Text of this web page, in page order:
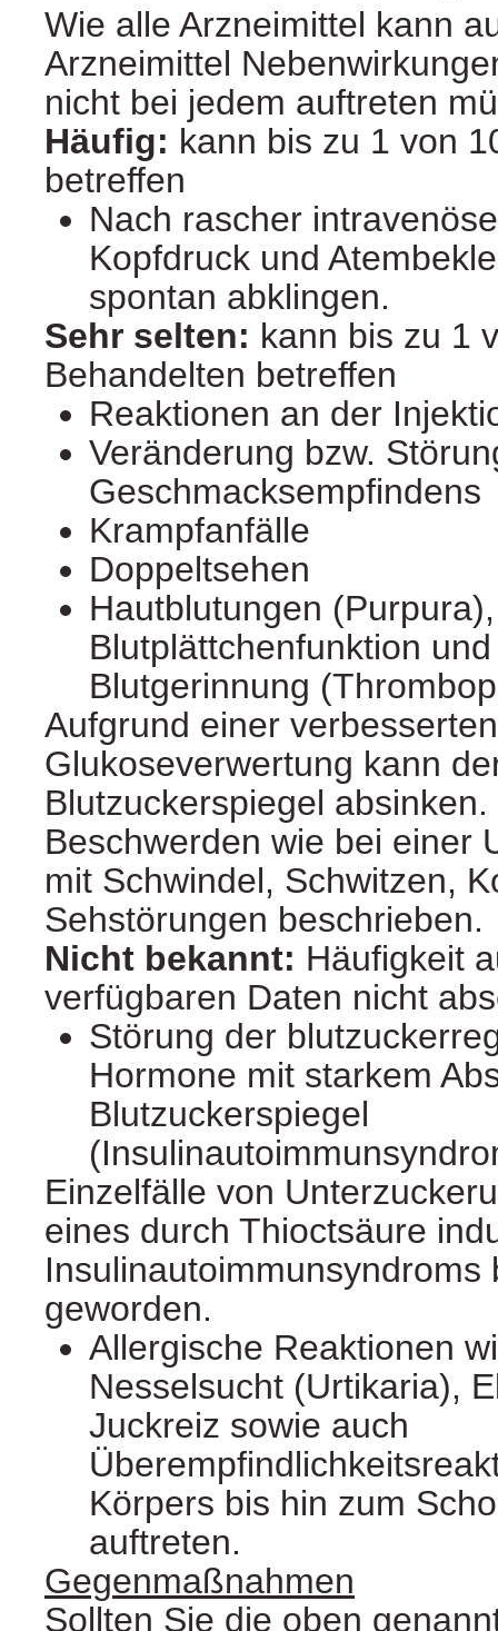
Wie alle Arzneimittel kann
Arzneimittel
nicht bei jedem auftreten
Häufig: kann bis zu 1 von
betreffen
Nach rascher
Kopfdruck und
spontan abklingen.
Sehr selten: kann bis zu 1
Behandelten betreffen
Reaktionen an der
Veränderung bzw.
Geschmacksempfindens
Krampfanfälle
Doppeltsehen
Hautblutungen
Blutplättchenfunktion
Blutgerinnung
Aufgrund einer verbesserten
Glukoseverwertung kann
Blutzuckerspiegel
Beschwerden wie bei einer
mit Schwindel, Schwitzen,
Sehstörungen beschrieben.
Nicht bekannt: Häufigkeit
verfügbaren Daten nicht
Störung der
Hormone mit starkem
Blutzuckerspiegel
Einzelfälle von
eines durch Thioctsäure
Insulinautoimmunsyndroms
geworden.
Allergische Reaktionen
Nesselsucht (Urtikaria),
Juckreiz sowie auch
Körpers bis hin zum
auftreten.
Gegenmaßnahmen
Sollten Sie die oben